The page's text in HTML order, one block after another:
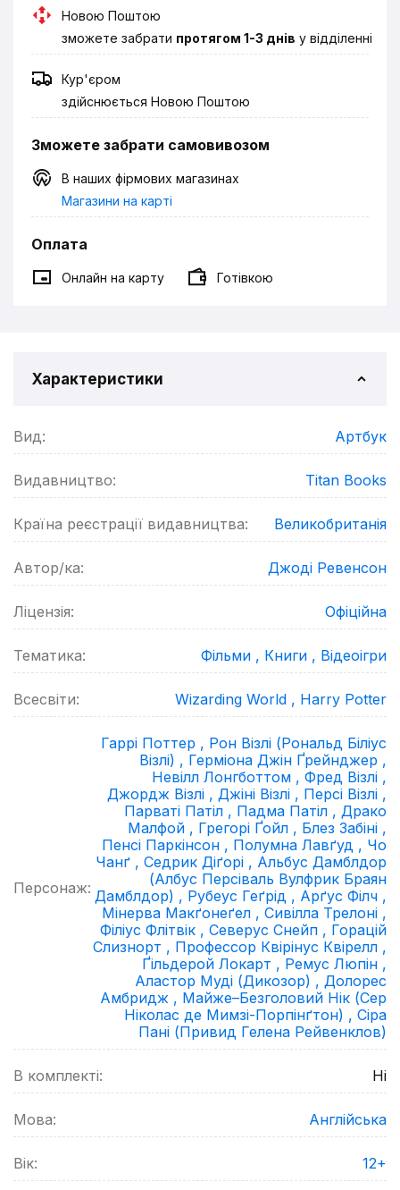
Новою Поштою
зможете забрати протягом 1-3 днів у відділенні
Кур'єром
здійснюється Новою Поштою
Зможете забрати самовивозом
В наших фірмових магазинах
Магазини на карті
Оплата
Онлайн на карту Готівкою
Характеристики
Вид: Артбук
Видавництво: Titan Books
Країна реєстрації видавництва: Великобританія
Автор/ка: Джоді Ревенсон
Ліцензія: Офіційна
Тематика: Фільми , Книги , Відеоігри
Всесвіти: Wizarding World , Harry Potter
Персонаж:
Гаррі Поттер , Рон Візлі (Рональд Біліус
Візлі) , Герміона Джін Ґрейнджер ,
Невілл Лонгботтом , Фред Візлі ,
Джордж Візлі , Джіні Візлі , Персі Візлі ,
Парваті Патіл , Падма Патіл , Драко
Малфой , Грегорі Ґойл , Блез Забіні ,
Пенсі Паркінсон , Полумна Лавґуд , Чо
Чанґ , Седрик Діґорі , Альбус Дамблдор
(Албус Персіваль Вулфрик Браян
Дамблдор) , Рубеус Геґрід , Арґус Філч ,
Мінерва Макґонеґел , Сивілла Трелоні ,
Філіус Флітвік , Северус Снейп , Горацій
Слизнорт , Профессор Квірінус Квірелл ,
Ґільдерой Локарт , Ремус Люпін ,
Аластор Муді (Дикозор) , Долорес
Амбридж , Майже–Безголовий Нік (Сер
Ніколас де Мимзі-Порпінґтон) , Сіра
Пані (Привид Гелена Рейвенклов)
В комплекті: Ні
Мова: Англійська
Вік: 12+